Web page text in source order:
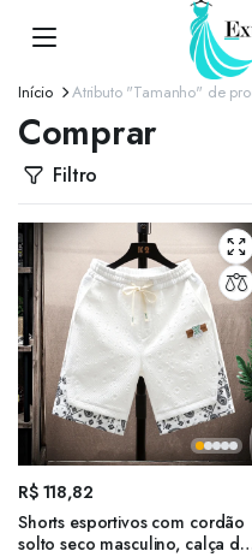
Início Atributo "Tamanho" de
Comprar
Filtro
R$118,82
Shorts esportivos com cordão
solto seco masculino, calça de